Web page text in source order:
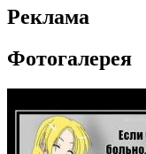
Реклама
Фотогалерея